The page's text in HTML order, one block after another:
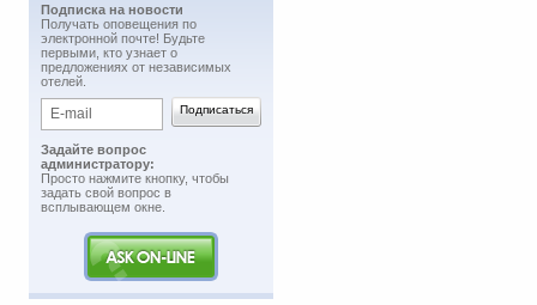
Подписка на новости
​Получать оповещения по
электронной почте! Будьте
первыми, кто узнает о
предложениях от независимых
отелей.
Задайте вопрос
администратору:
Просто нажмите кнопку, чтобы
задать свой вопрос в
всплывающем окне.